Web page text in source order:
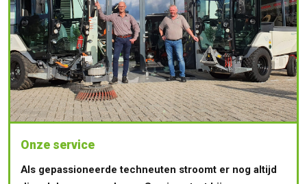
Onze service
Als gepassioneerde techneuten stroomt er nog altijd